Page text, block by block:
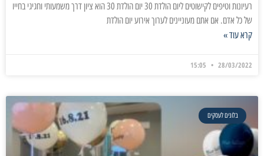
רעיונות וטיפים לקישוטים ליום הולדת 30 יום הולדת 30 הוא ציון דרך משמעותי וחגיגי בחייו
של כל אדם. אם אתם מעוניינים לערוך אירוע יום הולדת
קרא עוד »
28/03/2022
בלונים לעסקים